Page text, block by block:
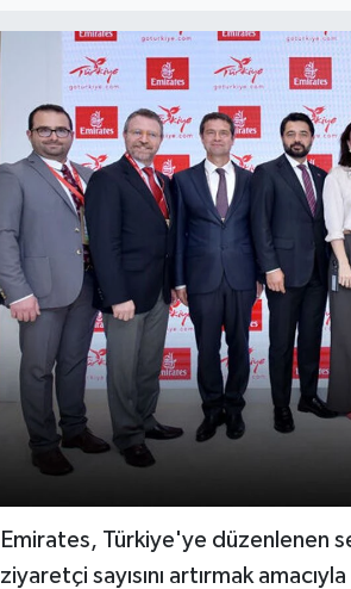
Emirates, Türkiye'ye düzenlenen
ziyaretçi sayısını artırmak